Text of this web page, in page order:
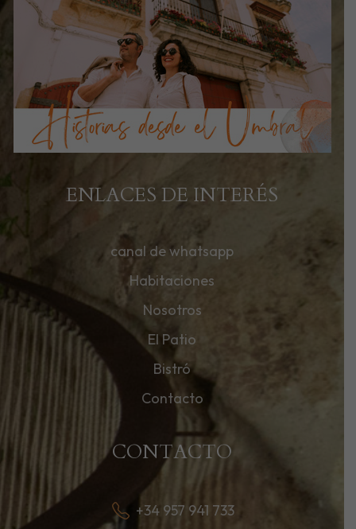
ENLACES DE INTERÉS
canal de whatsapp
Habitaciones
Nosotros
El Patio
Bistró
Contacto
CONTACTO
+34 957 941 733